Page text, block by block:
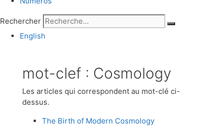
Rechercher
English
mot-clef : Cosmology
Les articles qui correspondent au mot-clé ci-
dessus.
The Birth of Modern Cosmology